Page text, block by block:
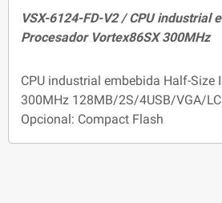
VSX-6124-FD-V2 / CPU industrial
Procesador Vortex86SX 300MHz
CPU industrial embebida Half-Size
300MHz 128MB/2S/4USB/VGA/
Opcional: Compact Flash